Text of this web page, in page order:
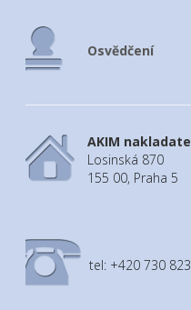
Osvědčení
AKIM
Losinská 870
155 00, Praha 5
tel: +420 730